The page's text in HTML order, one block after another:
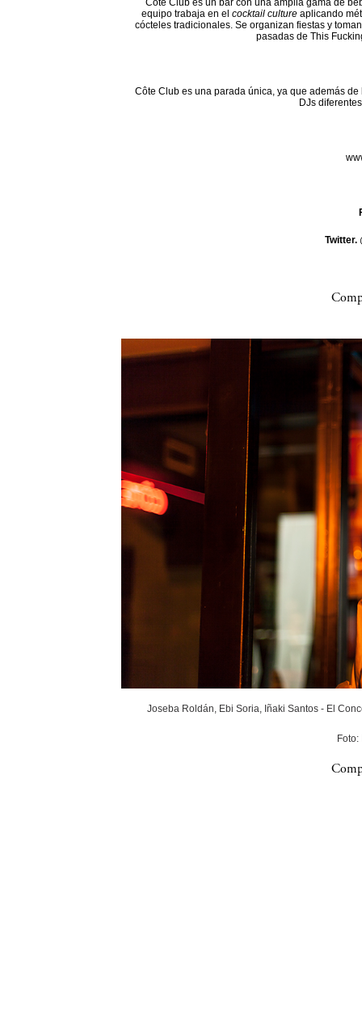
equipo trabaja en el cocktail culture aplicando
cócteles tradicionales. Se organizan fiestas y
pasadas de This
Côte Club es una parada única, ya que además
DJs
Twitter.
Joseba Roldán, Ebi Soria, Iñaki Santos - El